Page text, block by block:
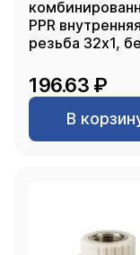
PPR внутренняя
резьба 32х1, белый,
196.63 ₽
В